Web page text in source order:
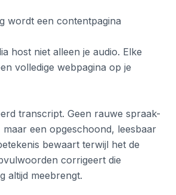
wordt een contentpagina
host niet alleen je audio. Elke
volledige webpagina op je
transcript. Geen rauwe spraak-
een opgeschoond, leesbaar
bewaart terwijl het de
corrigeert die
altijd meebrengt.